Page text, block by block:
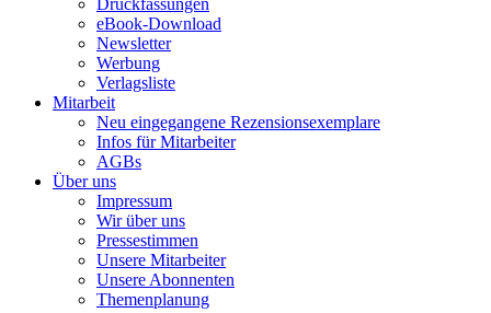
Druckfassungen
eBook-Download
Newsletter
Werbung
Verlagsliste
Mitarbeit
Neu eingegangene Rezensionsexemplare
Infos für Mitarbeiter
AGBs
Über uns
Impressum
Wir über uns
Pressestimmen
Unsere Mitarbeiter
Unsere Abonnenten
Themenplanung